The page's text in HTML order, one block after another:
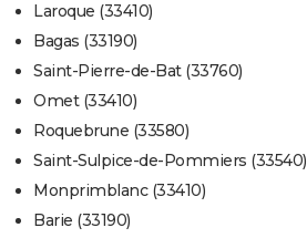
Laroque (33410)
Bagas (33190)
Saint-Pierre-de-Bat (33760)
Omet (33410)
Roquebrune (33580)
Saint-Sulpice-de-Pommiers (33540)
Monprimblanc (33410)
Barie (33190)